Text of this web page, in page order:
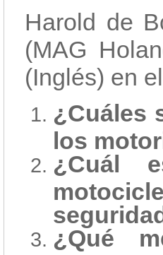
Harold de
(MAG
(Inglés) en
¿Cuáles
los
¿Cuál
¿Qué